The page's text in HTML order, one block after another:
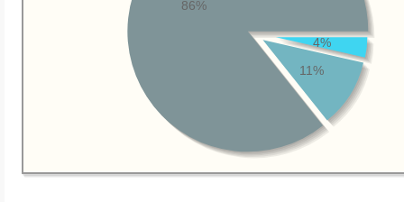
4%
11%
86%